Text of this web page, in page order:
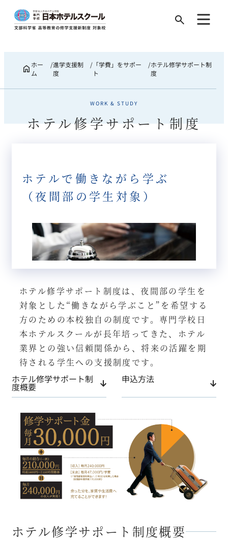
Search
ホー
ム
進学支援制
度
「学費」をサポー
ト
ホテル修学サポート制
度
WORK & STUDY
ホテル修学サポート制度
ホテルで働きながら学ぶ
（夜間部の学生対象）
ホテル修学サポート制度は、夜間部の学生を
対象とした“働きながら学ぶこと”を希望する
方のための本校独自の制度です。専門学校日
本ホテルスクールが長年培ってきた、ホテル
業界との強い信頼関係から、将来の活躍を期
待される学生への支援制度です。
ホテル修学サポート制
度概要
申込方法
ホテル修学サポート制度概要